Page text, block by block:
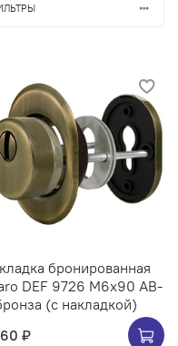
бронированная
DEF 9726 M6x90 AB-
(с накладкой)
₽